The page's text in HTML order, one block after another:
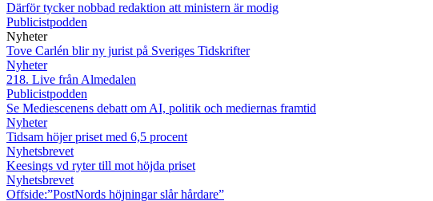
Därför tycker nobbad redaktion att ministern är modig
Publicistpodden
Nyheter
Tove Carlén blir ny jurist på Sveriges Tidskrifter
Nyheter
218. Live från Almedalen
Publicistpodden
Se Mediescenens debatt om AI, politik och mediernas framtid
Nyheter
Tidsam höjer priset med 6,5 procent
Nyhetsbrevet
Keesings vd ryter till mot höjda priset
Nyhetsbrevet
Offside:”PostNords höjningar slår hårdare”